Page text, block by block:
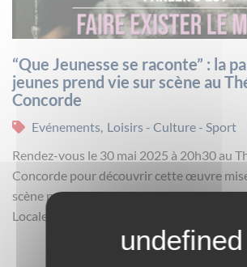
“Que Jeunesse se raconte” : la
jeunes prend vie sur scène au
Concorde
Evénements, Loisirs - Culture - Sport
Rendez-vous le 30 mai 2025 à 20h30 au
Concorde pour découvrir cette œuvre
scène par Laureline Kuntz avec les jeunes
Locale de Pa...